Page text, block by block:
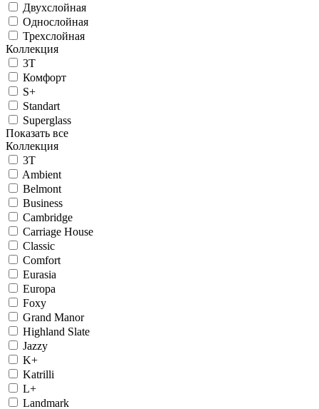
Двухслойная
Однослойная
Трехслойная
Коллекция
3T
Комфорт
S+
Standart
Superglass
Показать все
Коллекция
3T
Ambient
Belmont
Business
Cambridge
Carriage House
Classic
Comfort
Eurasia
Europa
Foxy
Grand Manor
Highland Slate
Jazzy
K+
Katrilli
L+
Landmark